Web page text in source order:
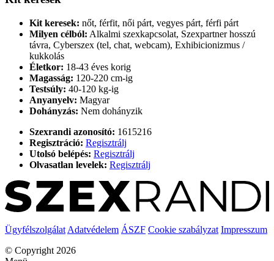
Kit keresek: nőt, férfit, női párt, vegyes párt, férfi párt
Milyen célból: Alkalmi szexkapcsolat, Szexpartner hosszú
távra, Cyberszex (tel, chat, webcam), Exhibicionizmus /
kukkolás
Életkor: 18-43 éves korig
Magasság: 120-220 cm-ig
Testsúly: 40-120 kg-ig
Anyanyelv: Magyar
Dohányzás: Nem dohányzik
Szexrandi azonosító: 1615216
Regisztráció: Regisztrálj
Utolsó belépés: Regisztrálj
Olvasatlan levelek: Regisztrálj
Ügyfélszolgálat Adatvédelem ÁSZF Cookie szabályzat Impresszum
© Copyright 2026